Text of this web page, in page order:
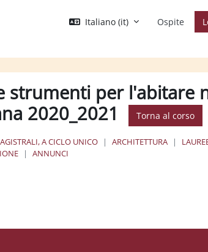
Italiano ‎(it)‎ Ospite
strumenti per l'abitare
2020_2021
Torna al corso
A CICLO UNICO ARCHITETTURA
ANNUNCI